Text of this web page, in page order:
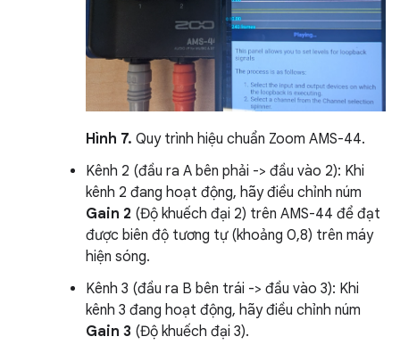
Hình 7. Quy trình hiệu chuẩn Zoom AMS-44.
Kênh 2 (đầu ra A bên phải -> đầu vào 2): Khi
kênh 2 đang hoạt động, hãy điều chỉnh núm
Gain 2 (Độ khuếch đại 2) trên AMS-44 để đạt
được biên độ tương tự (khoảng 0,8) trên máy
hiện sóng.
Kênh 3 (đầu ra B bên trái -> đầu vào 3): Khi
kênh 3 đang hoạt động, hãy điều chỉnh núm
Gain 3 (Độ khuếch đại 3).